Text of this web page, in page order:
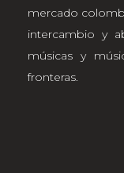
mercado
intercambio y
músicas y
fronteras.